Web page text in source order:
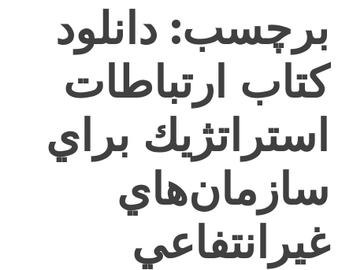
برچسب: دانلود
کتاب ارتباطات
استراتژيك براي
سازمان‌هاي
غيرانتفاعي